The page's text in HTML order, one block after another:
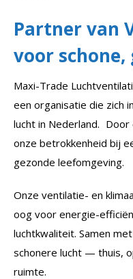
Partner van
voor
Maxi-Trade
een organisatie die zich
lucht in Nederland.
onze betrokkenheid bij
gezonde leefomgeving.
Onze ventilatie- en
oog voor energie-
luchtkwaliteit. Samen
schonere lucht — thuis,
ruimte.